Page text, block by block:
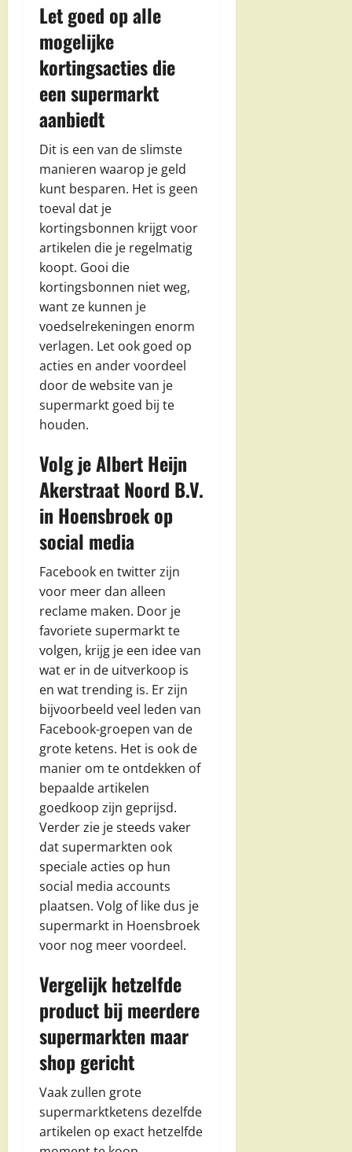
Let goed op alle
mogelijke
kortingsacties die
een supermarkt
aanbiedt
Dit is een van de slimste
manieren waarop je geld
kunt besparen. Het is geen
toeval dat je
kortingsbonnen krijgt voor
artikelen die je regelmatig
koopt. Gooi die
kortingsbonnen niet weg,
want ze kunnen je
voedselrekeningen enorm
verlagen. Let ook goed op
acties en ander voordeel
door de website van je
supermarkt goed bij te
houden.
Volg je Albert Heijn
Akerstraat Noord B.V.
in Hoensbroek op
social media
Facebook en twitter zijn
voor meer dan alleen
reclame maken. Door je
favoriete supermarkt te
volgen, krijg je een idee van
wat er in de uitverkoop is
en wat trending is. Er zijn
bijvoorbeeld veel leden van
Facebook-groepen van de
grote ketens. Het is ook de
manier om te ontdekken of
bepaalde artikelen
goedkoop zijn geprijsd.
Verder zie je steeds vaker
dat supermarkten ook
speciale acties op hun
social media accounts
plaatsen. Volg of like dus je
supermarkt in Hoensbroek
voor nog meer voordeel.
Vergelijk hetzelfde
product bij meerdere
supermarkten maar
shop gericht
Vaak zullen grote
supermarktketens dezelfde
artikelen op exact hetzelfde